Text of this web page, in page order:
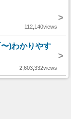
>
112,140views
)わかりやす
>
2,603,332views